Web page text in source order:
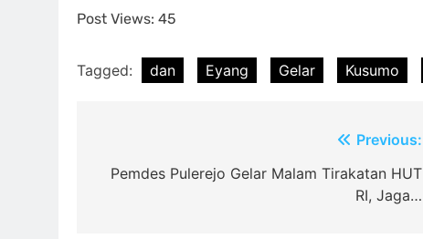
Post Views: 45
Tagged: dan Eyang Gelar Kusumo
navigation
Previous:
Pemdes Pulerejo Gelar Malam Tirakatan HUT
RI, Jaga…